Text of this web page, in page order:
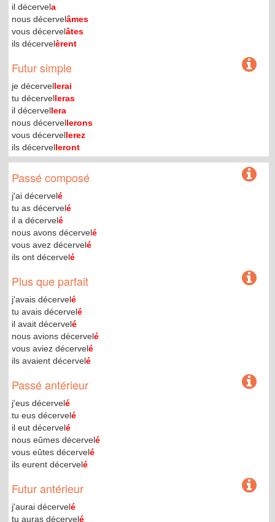
il décervela
nous décervelâmes
vous décervelâtes
ils décervelèrent
Futur simple
je décervellerai
tu décervelleras
il décervellera
nous décervellerons
vous décervellerez
ils décervelleront
Passé composé
j'ai décervelé
tu as décervelé
il a décervelé
nous avons décervelé
vous avez décervelé
ils ont décervelé
Plus que parfait
j'avais décervelé
tu avais décervelé
il avait décervelé
nous avions décervelé
vous aviez décervelé
ils avaient décervelé
Passé antérieur
j'eus décervelé
tu eus décervelé
il eut décervelé
nous eûmes décervelé
vous eûtes décervelé
ils eurent décervelé
Futur antérieur
j'aurai décervelé
tu auras décervelé